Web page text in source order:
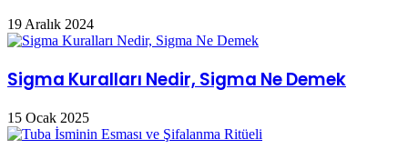
19 Aralık 2024
Sigma Kuralları Nedir, Sigma Ne Demek
15 Ocak 2025